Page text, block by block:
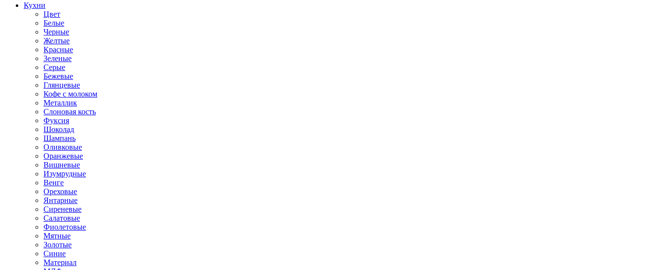
Кухни
Цвет
Белые
Черные
Желтые
Красные
Зеленые
Серые
Бежевые
Глянцевые
Кофе с молоком
Металлик
Слоновая кость
Фуксия
Шоколад
Шампань
Оливковые
Оранжевые
Вишневые
Изумрудные
Венге
Ореховые
Янтарные
Сиреневые
Салатовые
Фиолетовые
Мятные
Золотые
Синие
Материал